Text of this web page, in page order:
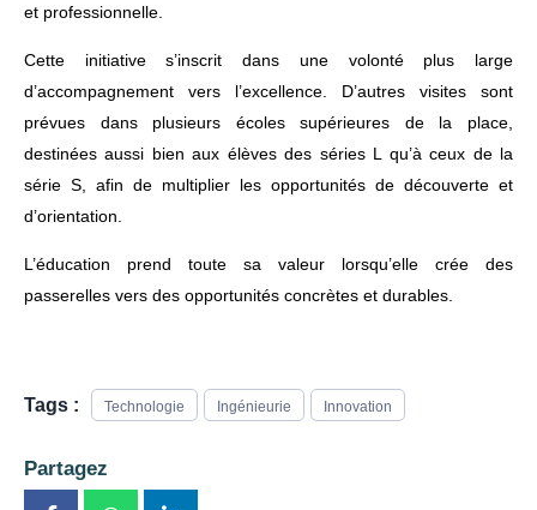
et professionnelle.
Cette initiative s’inscrit dans une volonté plus large
d’accompagnement vers l’excellence. D’autres visites sont
prévues dans plusieurs écoles supérieures de la place,
destinées aussi bien aux élèves des séries L qu’à ceux de la
série S, afin de multiplier les opportunités de découverte et
d’orientation.
L’éducation prend toute sa valeur lorsqu’elle crée des
passerelles vers des opportunités concrètes et durables.
Tags : Technologie Ingénieurie Innovation
Partagez